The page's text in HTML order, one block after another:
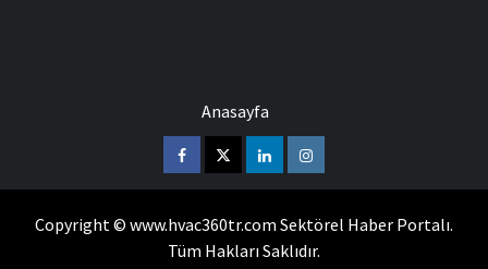
Anasayfa
FacebookTwitterLinkedinInstagram
Copyright © www.hvac360tr.com Sektörel Haber Portalı.
Tüm Hakları Saklıdır.